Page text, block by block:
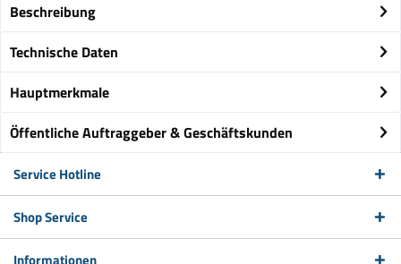
Beschreibung
Technische Daten
Hauptmerkmale
Öffentliche Auftraggeber & Geschäftskunden
Service Hotline
Shop Service